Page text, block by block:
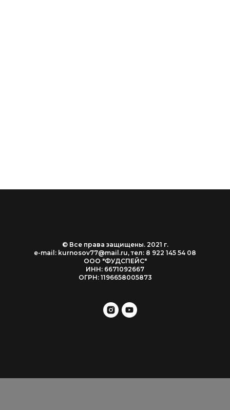
© Все права защищены. 2021 г.
e-mail: kurnosov77@mail.ru, тел: 8 922 145 54 08
ООО "ФУДСПЕЙС"
ИНН: 6671092667
ОГРН: 1196658005873